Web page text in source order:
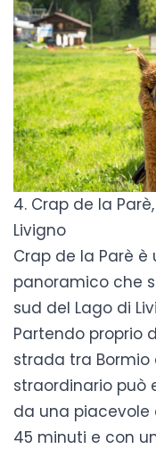
4. Crap de la
Livigno
Crap de la Parè è
panoramico che
sud del Lago di
Partendo proprio
strada tra Bormio
straordinario può
da una
45 minuti e con